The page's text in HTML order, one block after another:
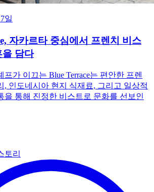
일
자카르타 중심에서 프렌치 비스
을 담다
프가 이끄는 Blue Terrace는 편안한 프렌
, 인도네시아 현지 식재료, 그리고 일상적
을 통해 진정한 비스트로 문화를 선보인
토리